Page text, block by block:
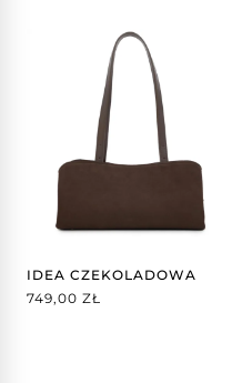
IDEA CZEKOLADOWA
749,00 ZŁ